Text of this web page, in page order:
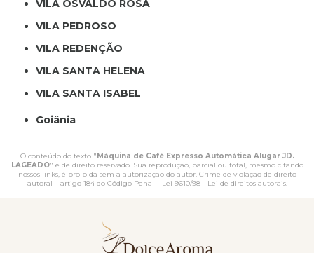
VILA OSVALDO ROSA
VILA PEDROSO
VILA REDENÇÃO
VILA SANTA HELENA
VILA SANTA ISABEL
Goiânia
O conteúdo do texto " Máquina de Café Expresso Automática Alugar JD.
LAGEADO" é de direito reservado. Sua reprodução, parcial ou total, mesmo citando
nossos links, é proibida sem a autorização do autor. Crime de violação de direito
autoral – artigo 184 do Código Penal – Lei 9610/98 - Lei de direitos autorais.